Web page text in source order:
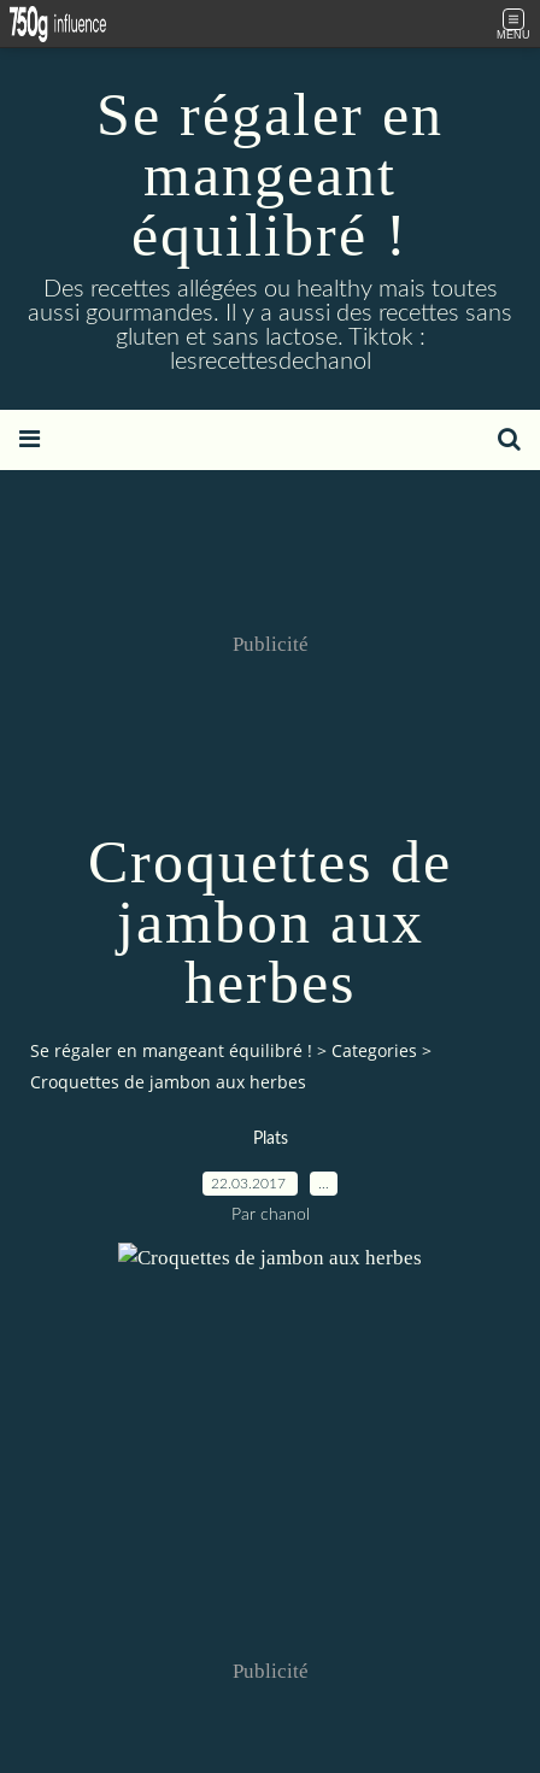
MENU
Se régaler en
mangeant
équilibré !
Des recettes allégées ou healthy mais toutes
aussi gourmandes. Il y a aussi des recettes sans
gluten et sans lactose. Tiktok :
lesrecettesdechanol
Publicité
Croquettes de
jambon aux
herbes
Se régaler en mangeant équilibré ! > Categories >
Croquettes de jambon aux herbes
Plats
22.03.2017
Par chanol
Publicité